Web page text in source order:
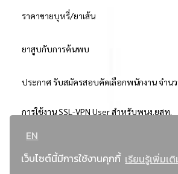
EN
เว็บไซต์นี้มีการใช้งานคุกกี้ เรียนรู้เพิ่มเ
ราคาขายบุหรี่/ยาเส้น
ยาสูบกับการค้นพบ
ประกาศ รับสมัครสอบคัดเลือกพนักงาน จำน
การใช้งาน SSL-VPN User สำหรับพนง.ยสท.
..ยอดนิยม..